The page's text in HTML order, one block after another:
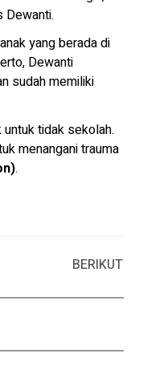
Dewanti.
yang berada di
Dewanti
sudah memiliki
untuk tidak sekolah.
menangani trauma
.
BERIKUT